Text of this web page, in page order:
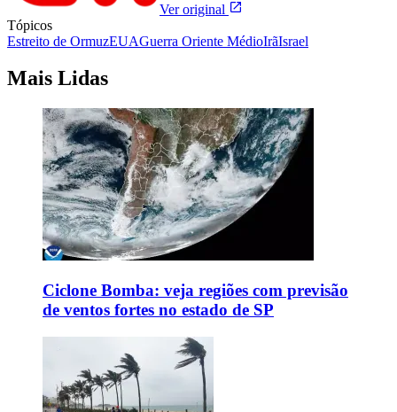
Ver original
Tópicos
Estreito de OrmuzEUAGuerra Oriente MédioIrãIsrael
Mais Lidas
Ciclone Bomba: veja regiões com previsão
de ventos fortes no estado de SP